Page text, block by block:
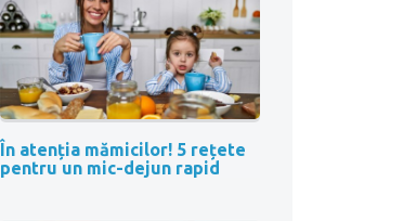
În atenția mămicilor! 5 rețete
pentru un mic-dejun rapid